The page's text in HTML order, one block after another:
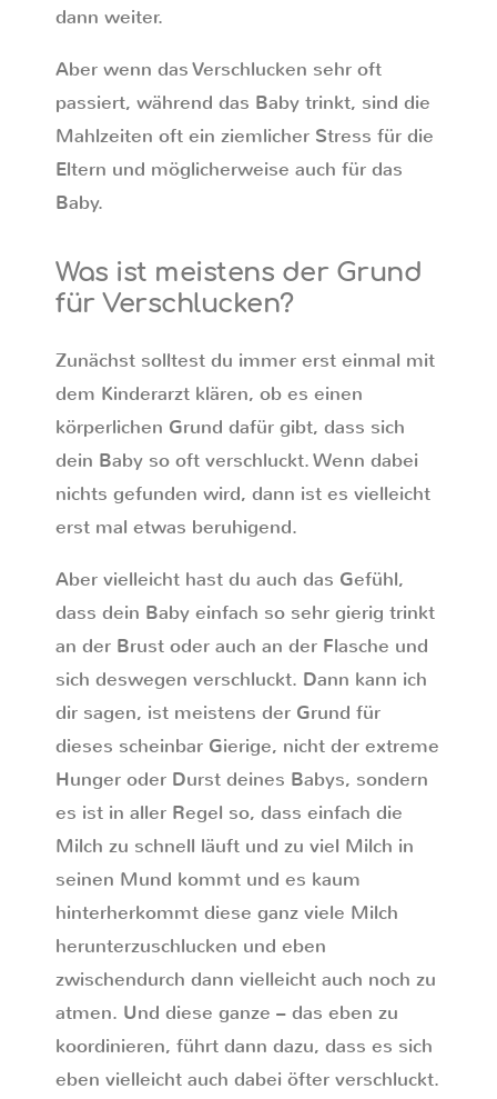
dann weiter.
Aber wenn das Verschlucken sehr oft
passiert, während das Baby trinkt, sind die
Mahlzeiten oft ein ziemlicher Stress für die
Eltern und möglicherweise auch für das
Baby.
Was ist meistens der Grund
für Verschlucken?
Zunächst solltest du immer erst einmal mit
dem Kinderarzt klären, ob es einen
körperlichen Grund dafür gibt, dass sich
dein Baby so oft verschluckt. Wenn dabei
nichts gefunden wird, dann ist es vielleicht
erst mal etwas beruhigend.
Aber vielleicht hast du auch das Gefühl,
dass dein Baby einfach so sehr gierig trinkt
an der Brust oder auch an der Flasche und
sich deswegen verschluckt. Dann kann ich
dir sagen, ist meistens der Grund für
dieses scheinbar Gierige, nicht der extreme
Hunger oder Durst deines Babys, sondern
es ist in aller Regel so, dass einfach die
Milch zu schnell läuft und zu viel Milch in
seinen Mund kommt und es kaum
hinterherkommt diese ganz viele Milch
herunterzuschlucken und eben
zwischendurch dann vielleicht auch noch zu
atmen. Und diese ganze – das eben zu
koordinieren, führt dann dazu, dass es sich
eben vielleicht auch dabei öfter verschluckt.